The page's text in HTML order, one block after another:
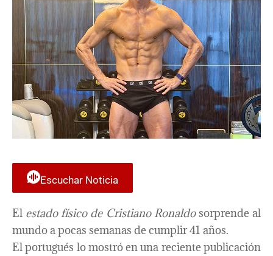
Escuchar Noticia
El estado físico de Cristiano Ronaldosorprende al
mundo a pocas semanas de cumplir 41 años.
El portugués lo mostró en una reciente publicación